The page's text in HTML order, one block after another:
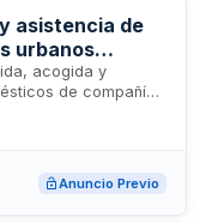
asistencia de
urbanos
en vía pública
acogida y
de compañía
heridos o
Incluye
de salud pública
un operador
Anuncio Previo